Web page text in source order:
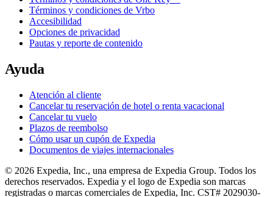
Términos y condiciones de Vrbo
Accesibilidad
Opciones de privacidad
Pautas y reporte de contenido
Ayuda
Atención al cliente
Cancelar tu reservación de hotel o renta vacacional
Cancelar tu vuelo
Plazos de reembolso
Cómo usar un cupón de Expedia
Documentos de viajes internacionales
© 2026 Expedia, Inc., una empresa de Expedia Group. Todos los
derechos reservados. Expedia y el logo de Expedia son marcas
registradas o marcas comerciales de Expedia, Inc. CST# 2029030-